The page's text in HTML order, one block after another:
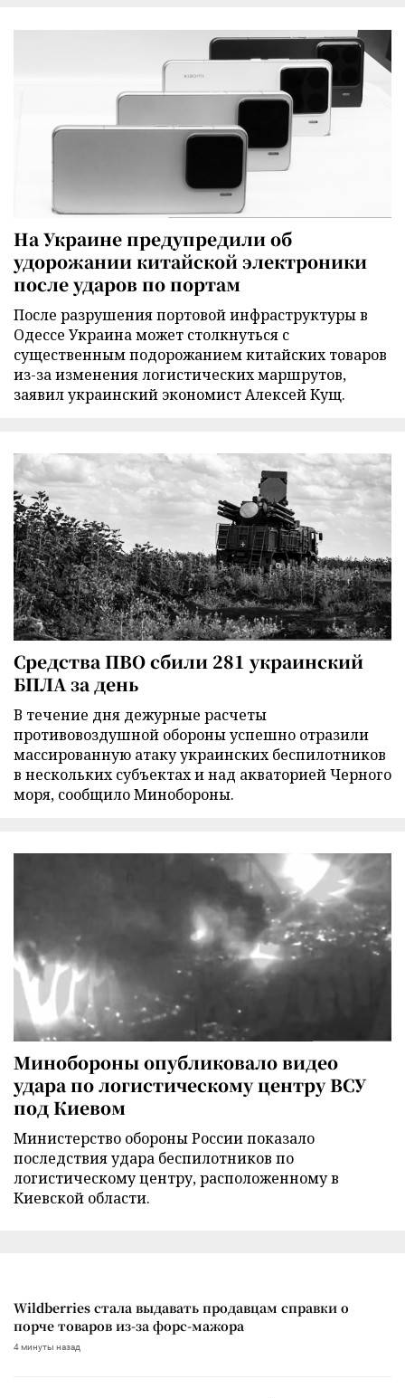
На Украине предупредили об
удорожании китайской электроники
после ударов по портам
После разрушения портовой инфраструктуры в
Одессе Украина может столкнуться с
существенным подорожанием китайских товаров
из-за изменения логистических маршрутов,
заявил украинский экономист Алексей Кущ.
Средства ПВО сбили 281 украинский
БПЛА за день
В течение дня дежурные расчеты
противовоздушной обороны успешно отразили
массированную атаку украинских беспилотников
в нескольких субъектах и над акваторией Черного
моря, сообщило Минобороны.
Минобороны опубликовало видео
удара по логистическому центру ВСУ
под Киевом
Министерство обороны России показало
последствия удара беспилотников по
логистическому центру, расположенному в
Киевской области.
Wildberries стала выдавать продавцам справки о
порче товаров из-за форс-мажора
4 минуты назад